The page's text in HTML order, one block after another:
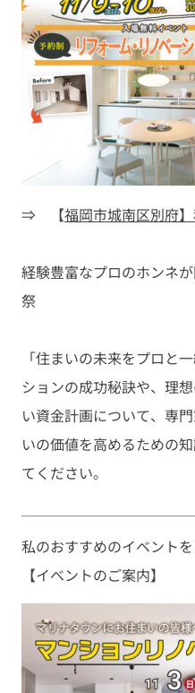
⇒ 【福岡市城南区別府
経験豊富なプロのホンネ
祭
「住まいの未来をプロと
ションの成功秘訣や、理
い資金計画について、専
いの価値を高めるための
てください。
私のおすすめのイベント
【イベントのご案内】